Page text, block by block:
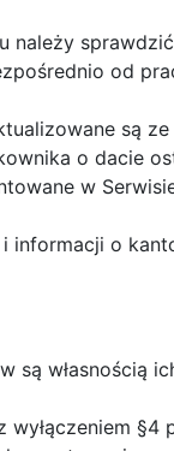
od
są
o dacie
w
informacji o
własnością
§4